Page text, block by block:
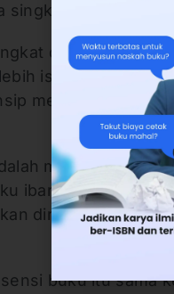
dan pendek.
dan pendek,
isi buku, dan
meresensi buku
menyebutkan
ibarat sebagai
diri, hal pertama
buku itu sama